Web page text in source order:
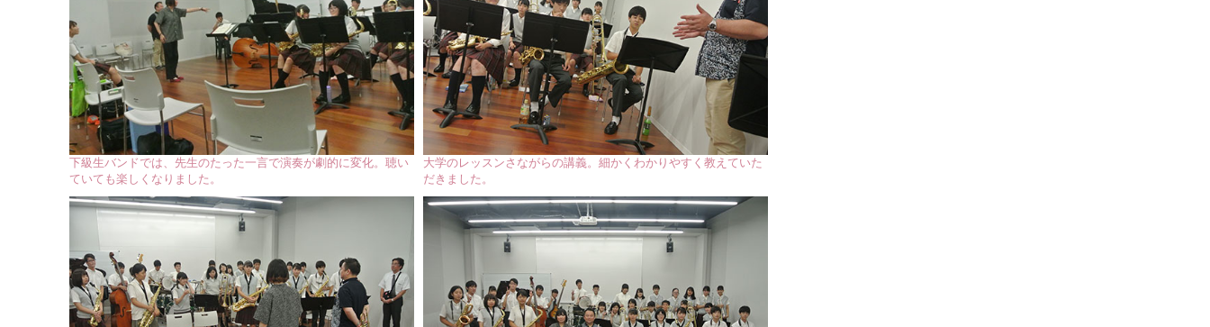
下級生バンドでは、先生のたった一言で演奏が劇的に変化。聴い
ていても楽しくなりました。
大学のレッスンさながらの講義。細かくわかりやすく教えていた
だきました。